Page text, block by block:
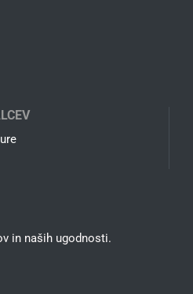
in naših ugodnosti.